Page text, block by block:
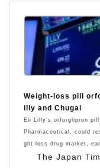
The Japan
Weight-loss pill
illy and Chugai
Eli Lilly’s orforglipron
Pharmaceutical, could
ght-loss drug market,